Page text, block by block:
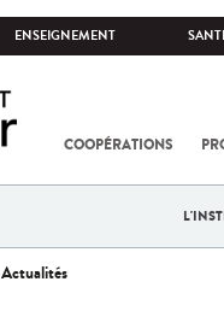
ENSEIGNEMENT
COOPÉRATIONS
Actualités